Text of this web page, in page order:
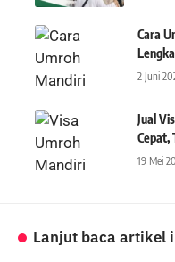
Cara
2 Juni
Jual
Cepat,
19 Mei
Lanjut baca artikel